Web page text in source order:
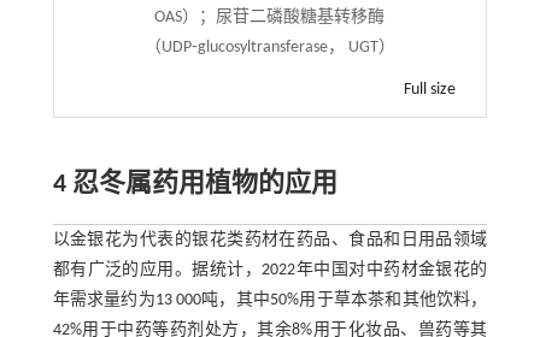
OAS）；尿苷二磷酸糖基转移酶
（UDP⁃glucosyltransferase， UGT）
Full size
4 忍冬属药用植物的应用
以金银花为代表的银花类药材在药品、食品和日用品领域
都有广泛的应用。据统计，2022年中国对中药材金银花的
年需求量约为13 000吨，其中50%用于草本茶和其他饮料，
42%用于中药等药剂处方，其余8%用于化妆品、兽药等其